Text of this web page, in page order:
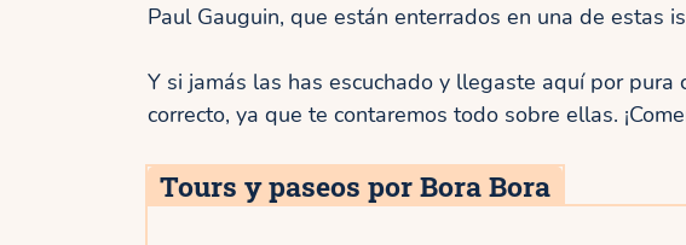
Paul Gauguin, que están enterrados en una de estas
Y si jamás las has escuchado y llegaste aquí por
correcto, ya que te contaremos todo sobre ellas.
Tours y paseos por Bora Bora